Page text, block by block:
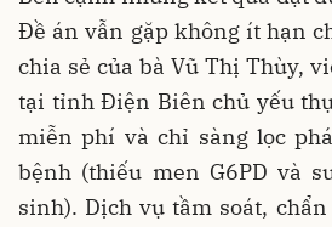
Đề án vẫn gặp không ít hạn
chia sẻ của bà Vũ Thị Thùy,
tại tỉnh Điện Biên chủ yếu
miễn phí và chỉ sàng lọc
bệnh (thiếu men G6PD và
sinh). Dịch vụ tầm soát,